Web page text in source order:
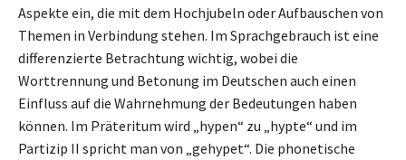
Aspekte ein, die mit dem Hochjubeln oder Aufbauschen von
Themen in Verbindung stehen. Im Sprachgebrauch ist eine
differenzierte Betrachtung wichtig, wobei die
Worttrennung und Betonung im Deutschen auch einen
Einfluss auf die Wahrnehmung der Bedeutungen haben
können. Im Präteritum wird „hypen“ zu „hypte“ und im
Partizip II spricht man von „gehypet“. Die phonetische